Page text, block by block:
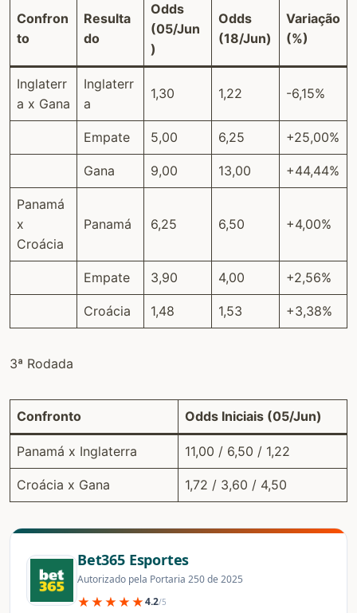
Confron
to
Resulta
do
Odds
(05/Jun
)
Odds
(18/Jun)
Variação
(%)
Inglaterr
a x Gana
Inglaterr
a
1,30 1,22 -6,15%
Empate 5,00 6,25 +25,00%
Gana 9,00 13,00 +44,44%
Panamá
x
Croácia
Panamá 6,25 6,50 +4,00%
Empate 3,90 4,00 +2,56%
Croácia 1,48 1,53 +3,38%
3ª Rodada
Confronto Odds Iniciais (05/Jun)
Panamá x Inglaterra 11,00 / 6,50 / 1,22
Croácia x Gana 1,72 / 3,60 / 4,50
Bet365 Esportes
Autorizado pela Portaria 250 de 2025
★★★★★4.2/5